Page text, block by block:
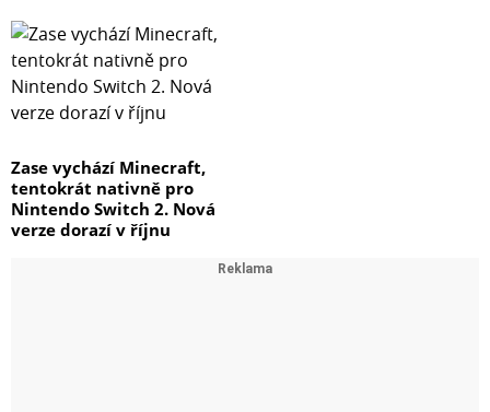
Zase vychází Minecraft,
tentokrát nativně pro
Nintendo Switch 2. Nová
verze dorazí v říjnu